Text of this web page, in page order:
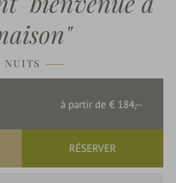
NUITS
à partir de€ 184,--
RÉSERVER